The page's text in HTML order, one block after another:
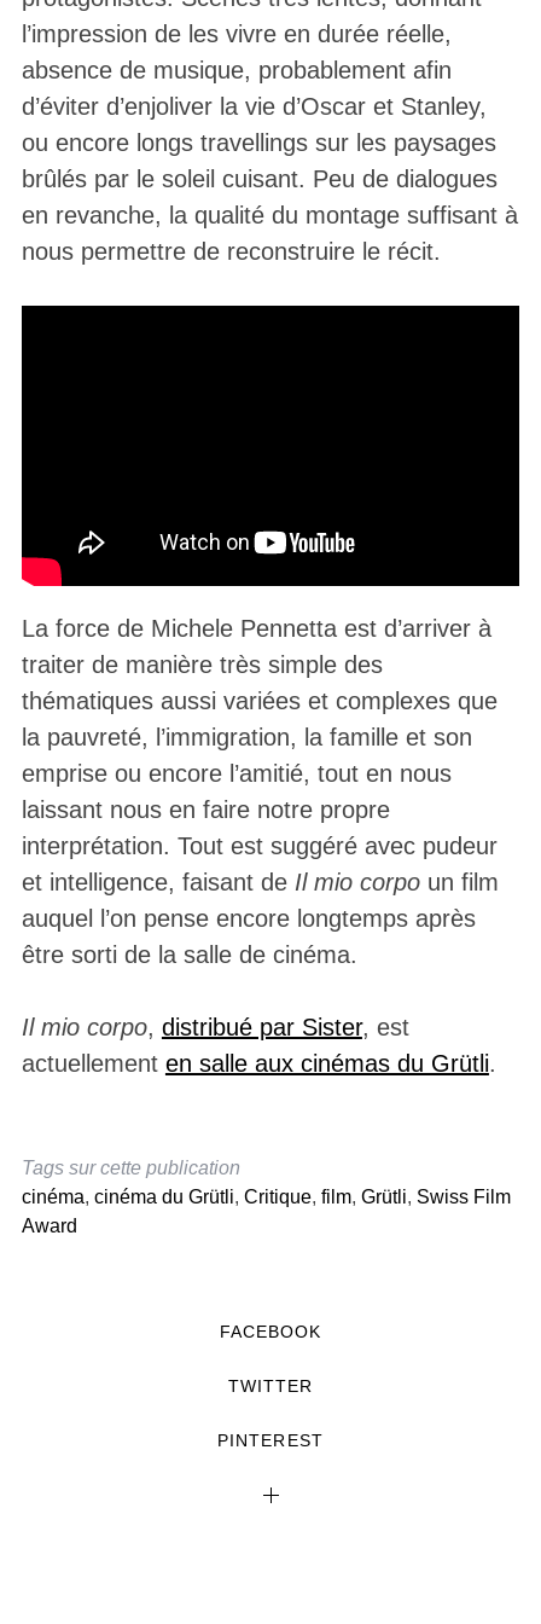
l’impression de les vivre en durée réelle,
absence de musique, probablement afin
d’éviter d’enjoliver la vie d’Oscar et Stanley,
ou encore longs travellings sur les paysages
brûlés par le soleil cuisant. Peu de dialogues
en revanche, la qualité du montage suffisant à
nous permettre de reconstruire le récit.
La force de Michele Pennetta est d’arriver à
traiter de manière très simple des
thématiques aussi variées et complexes que
la pauvreté, l’immigration, la famille et son
emprise ou encore l’amitié, tout en nous
laissant nous en faire notre propre
interprétation. Tout est suggéré avec pudeur
et intelligence, faisant deIl mio corpo un film
auquel l’on pense encore longtemps après
être sorti de la salle de cinéma.
Il mio corpo, distribué par Sister, est
actuellement en salle aux cinémas du Grütli.
Tags sur cette publication
cinéma, cinéma du Grütli, Critique, film, Grütli, Swiss Film
Award
FACEBOOK
TWITTER
PINTEREST